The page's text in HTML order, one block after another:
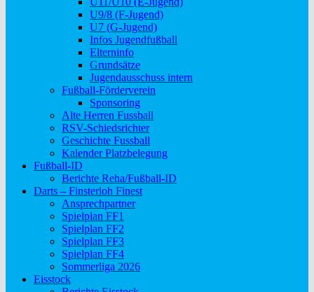
U9/8 (F-Jugend)
U7 (G-Jugend)
Infos Jugendfußball
Elterninfo
Grundsätze
Jugendausschuss intern
Fußball-Förderverein
Sponsoring
Alte Herren Fussball
RSV-Schiedsrichter
Geschichte Fussball
Kalender Platzbelegung
Fußball-ID
Berichte Reha/Fußball-ID
Darts – Finsterloh Finest
Ansprechpartner
Spielplan FF1
Spielplan FF2
Spielplan FF3
Spielplan FF4
Sommerliga 2026
Eisstock